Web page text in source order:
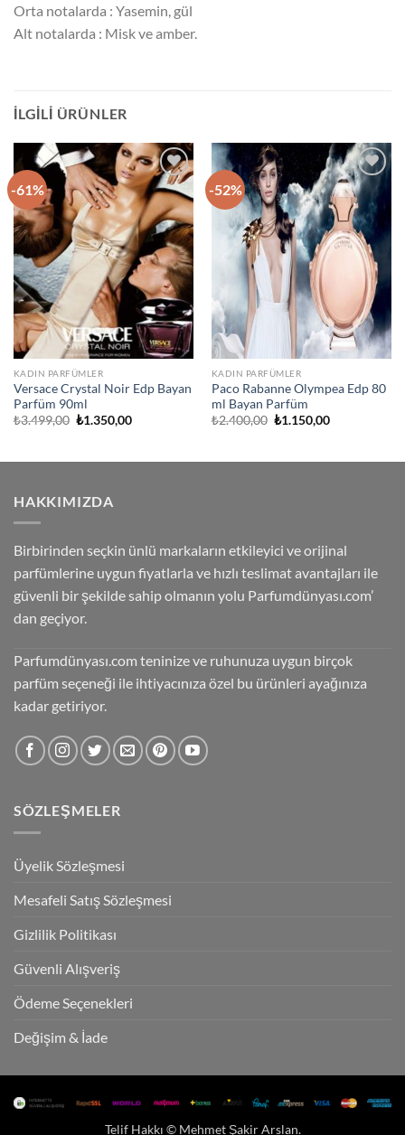
Orta notalarda : Yasemin, gül
Alt notalarda : Misk ve amber.
İLGILI ÜRÜNLER
-61%
İstek
Listeme
Ekle
KADIN PARFÜMLER
Versace Crystal Noir Edp Bayan
Parfüm 90ml
₺3.499,00 Orijinal
₺1.350,00Şu
-52%
İstek
Listeme
Ekle
KADIN PARFÜMLER
Paco Rabanne Olympea Edp 80
ml Bayan Parfüm
₺2.400,00 Orijinal
₺1.150,00Şu
HAKKIMIZDA
Birbirinden seçkin ünlü markaların etkileyici ve orijinal
parfümlerine uygun fiyatlarla ve hızlı teslimat avantajları ile
güvenli bir şekilde sahip olmanın yolu Parfumdünyası.com’
dan geçiyor.
Parfumdünyası.com teninize ve ruhunuza uygun birçok
parfüm seçeneği ile ihtiyacınıza özel bu ürünleri ayağınıza
kadar getiriyor.
SÖZLEŞMELER
Üyelik Sözleşmesi
Mesafeli Satış Sözleşmesi
Gizlilik Politikası
Güvenli Alışveriş
Ödeme Seçenekleri
Değişim & İade
Telif Hakkı © Mehmet Şakir Arslan.